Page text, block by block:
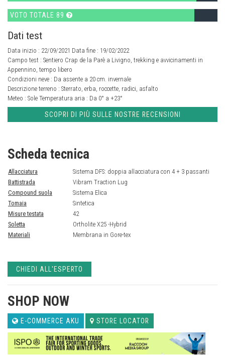
VOTO TOTALE 89
Dati test
Data inizio : 22/09/2021 Data fine : 19/02/2022
Campo test : Sentiero Crap de la Parè a Livigno, trekking e avvicinamenti in
Appennino, tempo libero
Condizioni neve : Da assente a 20 cm. invernale
Descrizione terreno : Sterrato, erba, roccette, radici, asfalto
Meteo : Sole Temperatura aria : Da 0° a +23°
SCOPRI DI PIÙ SULLE NOSTRE RECENSIONI
Scheda tecnica
Allacciatura
Sistema DFS: doppia allacciatura con 4 + 3 passanti
Battistrada
Vibram Traction Lug
Compound suola
Sistema Elica
Tomaia
Sintetica
Misure testata
42
Soletta
Ortholite X25 -Hybrid
Materiali
Membrana in Gore-tex
CHIEDI ALL'ESPERTO
SHOP NOW
E-COMMERCE AKU STORE LOCATOR